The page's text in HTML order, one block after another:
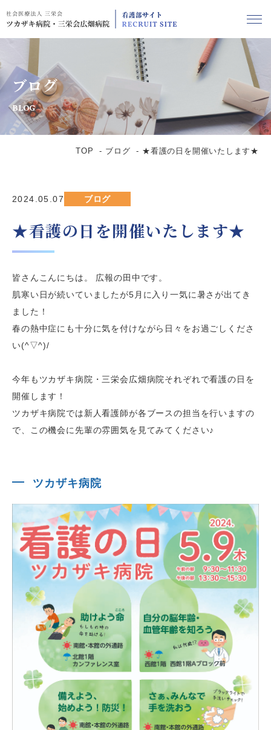
ブログ
BLOG
TOP ブログ ★看護の日を開催いたします★
2024.05.07 ブログ
★看護の日を開催いたします★
皆さんこんにちは。 広報の田中です。
肌寒い日が続いていましたが5月に入り一気に暑さが出てき
ました！
春の熱中症にも十分に気を付けながら日々をお過ごしくださ
い(^▽^)/
今年もツカザキ病院・三栄会広畑病院それぞれで看護の日を
開催します！
ツカザキ病院では新人看護師が各ブースの担当を行いますの
で、この機会に先輩の雰囲気を見てみてください♪
ツカザキ病院